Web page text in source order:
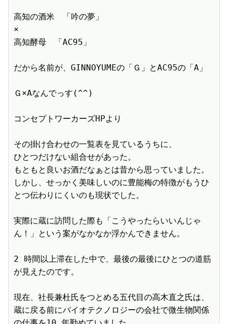
高知の酒米　「吟の夢」
×
高知酵母　「AC95」
だから名前が、GINNOYUMEの「Ｇ」とAC95の「A」
Ｇ×Aなんでっす(^^)
コンセプトワーカーズHPより
その掛け合わせの一覧表を見ているうちに、
ひとつだけない組合せがあった。
もともと良いお酒だなぁとは昔から思っていました。
しかし、せっかく美味しいのに豊能梅の特徴がもうひ
とつ伝わりにくいのも現状でした。
実際に蔵に訪問した際も「こうやったらいいんじゃ
ん！」という案がなかなか浮かんできません。
2 時間以上滞在した中で、最後の最後にひとつの道筋
が見えたのです。
現在、社長兼杜氏をつとめる五代目の高木直之氏は、
蔵に戻る前にバイオテクノロジーの会社で微生物関係